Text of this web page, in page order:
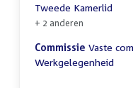
Tweede Kamerlid
+ 2 anderen
Commissie Vaste
Werkgelegenheid